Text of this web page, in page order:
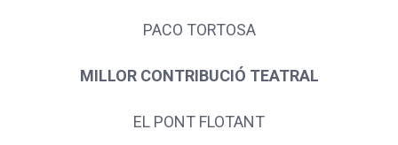
PACO TORTOSA
MILLOR CONTRIBUCIÓ TEATRAL
EL PONT FLOTANT